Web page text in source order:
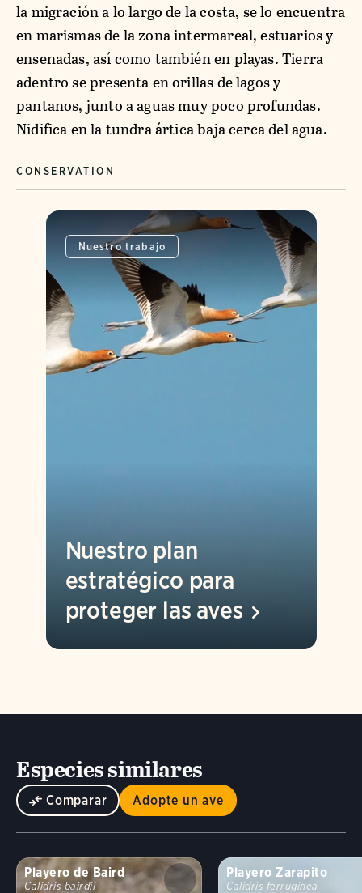
la migración a lo largo de la costa, se lo encuentra
en marismas de la zona intermareal, estuarios y
ensenadas, así como también en playas. Tierra
adentro se presenta en orillas de lagos y
pantanos, junto a aguas muy poco profundas.
Nidifica en la tundra ártica baja cerca del agua.
CONSERVATION
Nuestro trabajo
Nuestro plan
estratégico para
proteger las aves
Especies similares
Comparar Adopte un ave
Playero de Baird
Calidris bairdii
Playero Zarapito
Calidris ferruginea